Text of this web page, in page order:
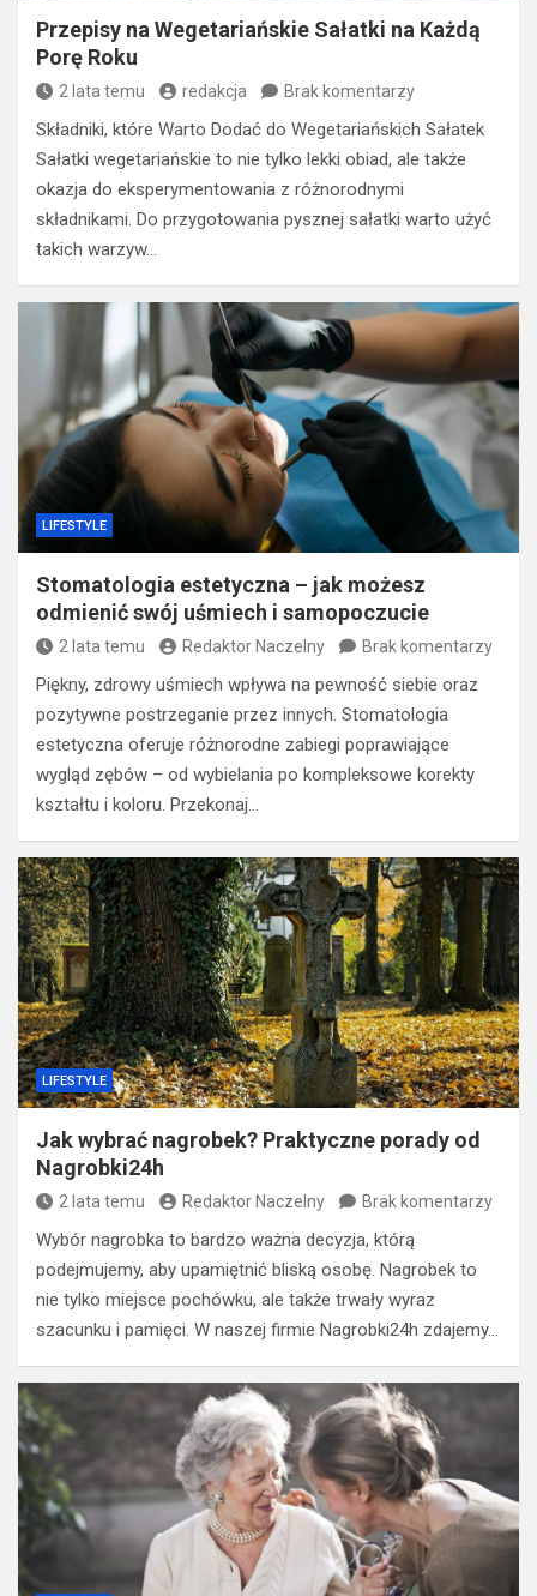
Przepisy na Wegetariańskie Sałatki na Każdą
Porę Roku
2 lata temu redakcja Brak komentarzy
Składniki, które Warto Dodać do Wegetariańskich Sałatek
Sałatki wegetariańskie to nie tylko lekki obiad, ale także
okazja do eksperymentowania z różnorodnymi
składnikami. Do przygotowania pysznej sałatki warto użyć
takich warzyw…
LIFESTYLE
Stomatologia estetyczna – jak możesz
odmienić swój uśmiech i samopoczucie
2 lata temu Redaktor Naczelny Brak komentarzy
Piękny, zdrowy uśmiech wpływa na pewność siebie oraz
pozytywne postrzeganie przez innych. Stomatologia
estetyczna oferuje różnorodne zabiegi poprawiające
wygląd zębów – od wybielania po kompleksowe korekty
kształtu i koloru. Przekonaj…
LIFESTYLE
Jak wybrać nagrobek? Praktyczne porady od
Nagrobki24h
2 lata temu Redaktor Naczelny Brak komentarzy
Wybór nagrobka to bardzo ważna decyzja, którą
podejmujemy, aby upamiętnić bliską osobę. Nagrobek to
nie tylko miejsce pochówku, ale także trwały wyraz
szacunku i pamięci. W naszej firmie Nagrobki24h zdajemy…